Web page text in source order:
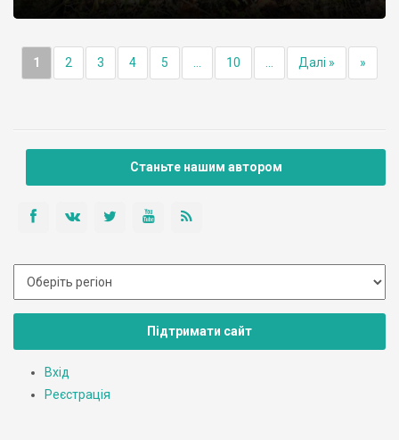
1 2 3 4 5 10 Далі » »
Станьте нашим автором
Підтримати сайт
Вхід
Реєстрація